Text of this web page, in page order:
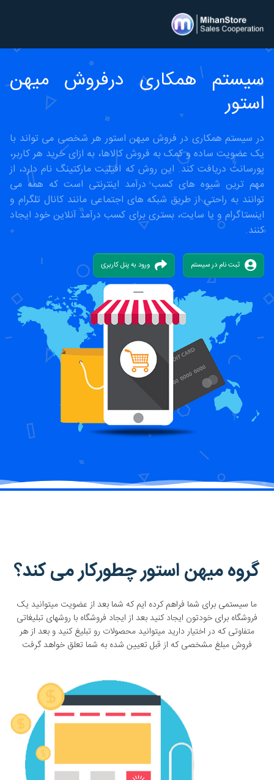
سیستم همکاری درفروش میهن
استور
در سیستم همکاری در فروش میهن استور هر شخصی می تواند با
یک عضویت ساده و کمک به فروش کالاها، به ازای خرید هر کاربر،
پورسانت دریافت کند. این روش که افیلیت مارکتینگ نام دارد، از
مهم ترین شیوه های کسب درآمد اینترنتی است که همه می
توانند به راحتی از طریق شبکه های اجتماعی مانند کانال تلگرام و
اینستاگرام و یا سایت، بستری برای کسب درآمد آنلاین خود ایجاد
کنند.
ثبت نام در سیستم ورود به پنل کاربری
گروه میهن استور چطورکار می کند؟
ما سیستمی برای شما فراهم کرده ایم که شما بعد از عضویت میتوانید یک
فروشگاه برای خودتون ایجاد کنید بعد از ایجاد فروشگاه با روشهای تبلیغاتی
متفاوتی که در اختیار دارید میتوانید محصولات رو تبلیغ کنید و بعد از هر
فروش مبلغ مشخصی که از قبل تعیین شده به شما تعلق خواهد گرفت